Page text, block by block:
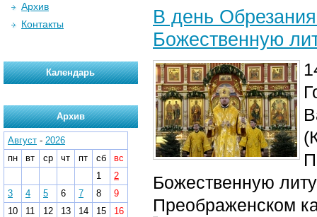
В день
Божественную
Божественную
Преображенском
Архив
Контакты
Календарь
Архив
Август - 2026
пн
вт ср чт пт сб
вс
1
2
3
4 5 6 7 8
9
10
11 12 13 14 15
16